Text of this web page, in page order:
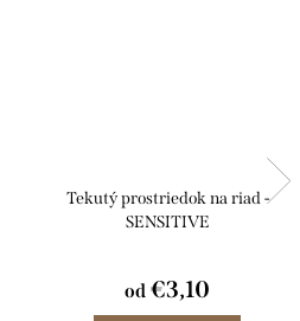
Tekutý prostriedok na riad -
SENSITIVE
od €3,10